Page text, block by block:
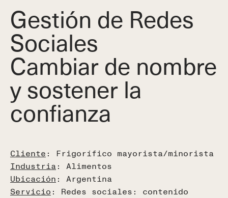
Gestión de Redes
Sociales
Cambiar de nombre
y sostener la
confianza
Cliente : Frigorífico mayorista/minorista
Industria: Alimentos
Ubicación : Argentina
Servicio : Redes sociales: contenido